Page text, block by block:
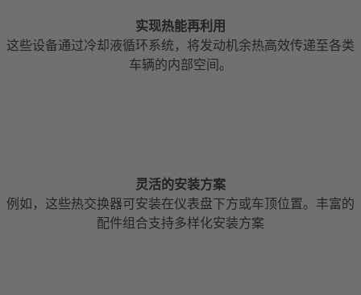
实现热能再利用
这些设备通过冷却液循环系统，将发动机余热高效传递至各类
车辆的内部空间。
灵活的安装方案
例如，这些热交换器可安装在仪表盘下方或车顶位置。丰富的
配件组合支持多样化安装方案